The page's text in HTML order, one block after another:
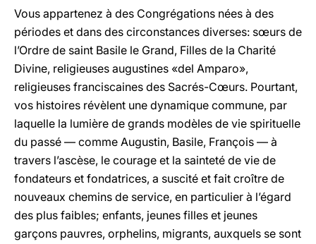
Vous appartenez à des Congrégations nées à des
périodes et dans des circonstances diverses: sœurs de
l’Ordre de saint Basile le Grand, Filles de la Charité
Divine, religieuses augustines «del Amparo»,
religieuses franciscaines des Sacrés-Cœurs. Pourtant,
vos histoires révèlent une dynamique commune, par
laquelle la lumière de grands modèles de vie spirituelle
du passé — comme Augustin, Basile, François — à
travers l’ascèse, le courage et la sainteté de vie de
fondateurs et fondatrices, a suscité et fait croître de
nouveaux chemins de service, en particulier à l’égard
des plus faibles; enfants, jeunes filles et jeunes
garçons pauvres, orphelins, migrants, auxquels se sont